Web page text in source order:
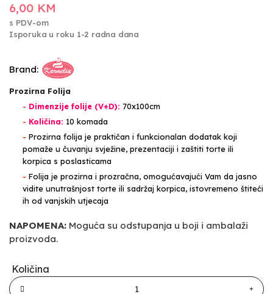
6,00 KM
s PDV-om
Isporuka u roku 1-2 radna dana
Brand:
Prozirna Folija
- Dimenzije folije (V+D): 70x100cm
- Količina: 10 komada
- Prozirna folija je praktičan i funkcionalan dodatak koji
pomaže u čuvanju svježine, prezentaciji i zaštiti torte ili
korpica s poslasticama
- Folija je prozirna i prozračna, omogućavajući Vam da jasno
vidite unutrašnjost torte ili sadržaj korpica, istovremeno štiteći
ih od vanjskih utjecaja
NAPOMENA: Moguća su odstupanja u boji i ambalaži
proizvoda.
Količina